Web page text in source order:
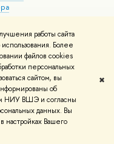
работы сайта
Более
файлов cookies
персональных
сайтом, вы
об
НИУ ВШЭ и согласны
данных. Вы
настройках Вашего
✖
Условия использования
Карта сайта